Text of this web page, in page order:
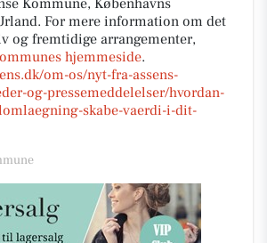
Kommune, Københavns
For mere information om det
og fremtidige arrangementer,
hjemmeside.
om-os/nyt-fra-assens-
og-pressemeddelelser/hvordan-
skabe-vaerdi-i-dit-